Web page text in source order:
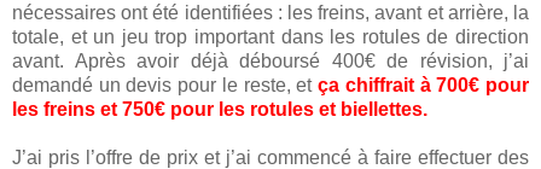
nécessaires ont été identifiées : les freins, avant et arrière, la
totale, et un jeu trop important dans les rotules de direction
avant. Après avoir déjà déboursé 400€ de révision, j’ai
demandé un devis pour le reste, etça chiffrait à 700€ pour
les freins et 750€ pour les rotules et biellettes.
J’ai pris l’offre de prix et j’ai commencé à faire effectuer des